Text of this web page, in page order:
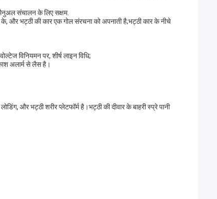
संचालन के लिए सक्षम.
और भट्ठी की कार एक गोल संरचना को अपनाती है;भट्ठी कार के नीचे
विनियमन पर, शीर्ष लाइन विधि;
अलार्म से लैस है।
और भट्ठी शरीर प्लेटफॉर्म है।भट्ठी की दीवार के बाहरी स्प्रे पानी